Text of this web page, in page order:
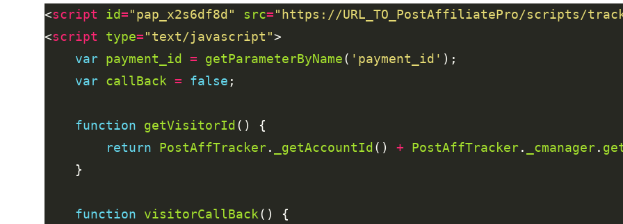
<script id="pap_x2s6df8d" src="https://URL_TO_PostAffiliatePro/scripts/
<script type="text/javascript"
var payment_id = getParameterByName( 'payment_id'
var callBack = false
function getVisitorId
return
PostAffTracker. _getAccountId() + PostAffTracker. _cmanager.
function visitorCallBack